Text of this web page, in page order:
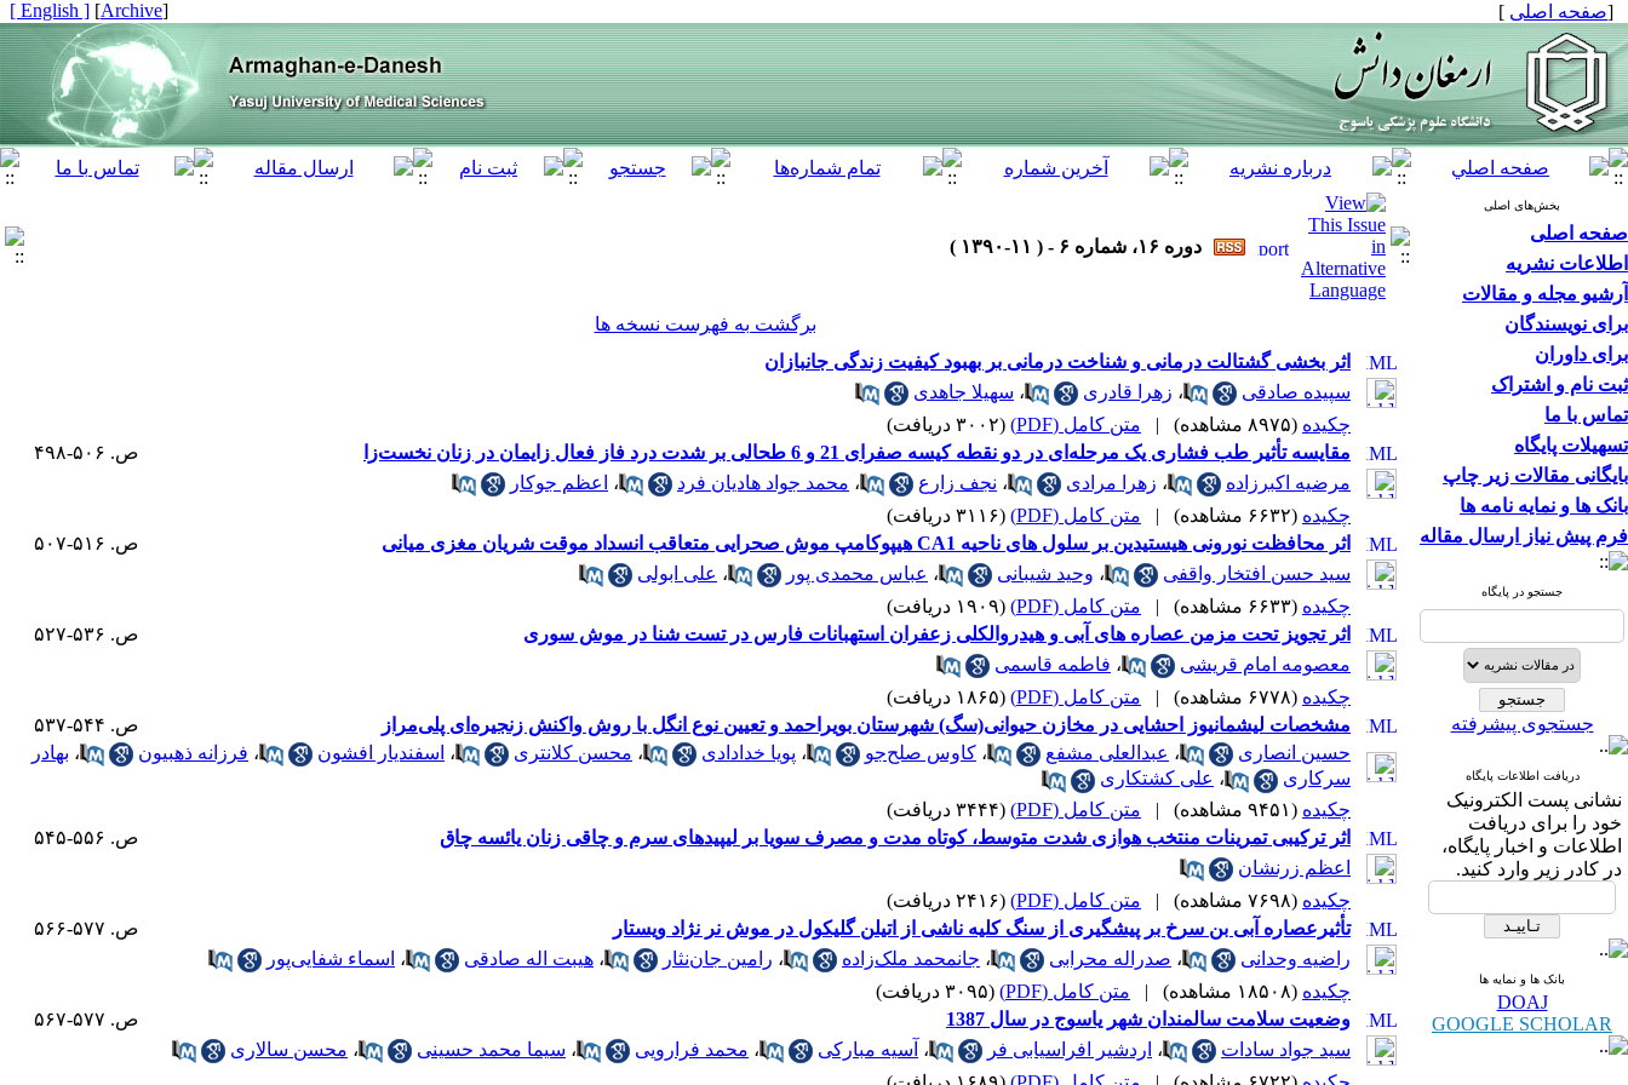
[صفحه اصلی ]
[
Archive
]
[ English ]
بخش‌های اصلی
صفحه اصلی
اطلاعات نشریه
آرشیو مجله و مقالات
برای نویسندگان
برای داوران
ثبت نام و اشتراک
تماس با ما
تسهیلات پایگاه
بایگانی مقالات زیر چاپ
بانک ها و نمایه نامه ها
فرم پیش نیاز ارسال مقاله
جستجو در پایگاه
جستجوی پیشرفته
دریافت اطلاعات پایگاه
نشانی پست الکترونیک
خود را برای دریافت
اطلاعات و اخبار پایگاه،
در کادر زیر وارد کنید.
بانک ها و نمایه ها
DOAJ
GOOGLE SCHOLAR
دوره ۱۶، شماره ۶ - ( ۱۱-۱۳۹۰ )
برگشت به فهرست نسخه ها
اثر بخشی گشتالت درمانی و شناخت درمانی بر بهبود کیفیت زندگی جانبازان
سپیده صادقی
، زهرا قادری ، سهیلا جاهدی
چکیده (۸۹۷۵ مشاهده) | متن کامل (PDF)
(۳۰۰۲ دریافت)
مقایسه تأثیر طب فشاری یک مرحله‌ای در دو نقطه کیسه صفرای 21 و 6 طحالی بر شدت درد فاز فعال زایمان در زنان نخست‌زا
ص. ۵۰۶-۴۹۸
مرضیه اکبرزاده
، زهرا مرادی ، نجف زارع ، محمد جواد هادیان فرد ،
اعظم جوکار
چکیده (۶۶۳۲ مشاهده) | متن کامل (PDF)
(۳۱۱۶ دریافت)
اثر محافظت نورونی هیستیدین بر سلول های ناحیه CA1 هیپوکامپ موش صحرایی متعاقب انسداد موقت شریان مغزی میانی
ص. ۵۱۶-۵۰۷
سید حسن افتخار واقفی
، وحید شیبانی ، عباس محمدی پور ، علی ابولی
چکیده (۶۶۳۳ مشاهده) | متن کامل (PDF)
(۱۹۰۹ دریافت)
اثر تجویز تحت مزمن عصاره های آبی و هیدروالکلی زعفران استهبانات فارس در تست شنا در موش سوری
ص. ۵۳۶-۵۲۷
معصومه امام قریشی
، فاطمه قاسمی
چکیده (۶۷۷۸ مشاهده) | متن کامل (PDF)
(۱۸۶۵ دریافت)
مشخصات لیشمانیوز احشایی در مخازن حیوانی(سگ) شهرستان بویراحمد و تعیین نوع انگل با روش واکنش زنجیره‌ای پلی‌مراز
ص. ۵۴۴-۵۳۷
حسین انصاری
، عبدالعلی مشفع ، کاوس صلح‌جو ، پویا خدادادی ، محسن کلانتری ، اسفندیار افشون ، فرزانه ذهبیون ، بهادر
سرکاری
، علی کشتکاری
چکیده (۹۴۵۱ مشاهده) | متن کامل (PDF)
(۳۴۴۴ دریافت)
اثر ترکیبی تمرینات منتخب هوازی شدت متوسط، کوتاه مدت و مصرف سویا بر لیپیدهای سرم و چاقی زنان یائسه چاق
ص. ۵۵۶-۵۴۵
اعظم زرنشان
چکیده (۷۶۹۸ مشاهده) | متن کامل (PDF)
(۲۴۱۶ دریافت)
تأثیرعصاره آبی بن سرخ بر پیشگیری از سنگ کلیه ناشی از اتیلن گلیکول در موش نر نژاد ویستار
ص. ۵۷۷-۵۶۶
راضیه وحدانی
، صدراله محرابی ، جانمحمد ملک‌زاده ، رامین جان‌نثار ، هیبت اله صادقی ، اسماء شفایی‌پور
چکیده (۱۸۵۰۸ مشاهده) | متن کامل (PDF)
(۳۰۹۵ دریافت)
وضعیت سلامت سالمندان شهر یاسوج در سال 1387
ص. ۵۷۷-۵۶۷
سید جواد سادات
، اردشیر افراسیابی فر ، آسیه مبارکی ، محمد فرارویی ، سیما محمد حسینی ، محسن سالاری